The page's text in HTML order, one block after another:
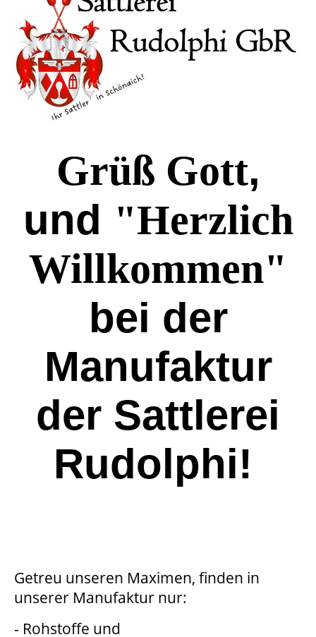
Grüß Gott,
und "Herzlich
Willkommen"
bei der
Manufaktur
der Sattlerei
Rudolphi!
Getreu unseren Maximen, finden in
unserer Manufaktur nur:
- Rohstoffe und